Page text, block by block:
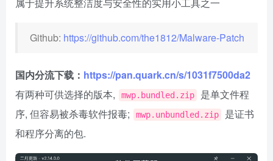
Github: https://github.com/the1812/Malware-Patch
国内分流下载： https://pan.quark.cn/s/1031f7500da2
有两种可供选择的版本,
mwp.bundled.zip
是单文件程
序, 但容易被杀毒软件报毒;
mwp.unbundled.zip
是证书
和程序分离的包.